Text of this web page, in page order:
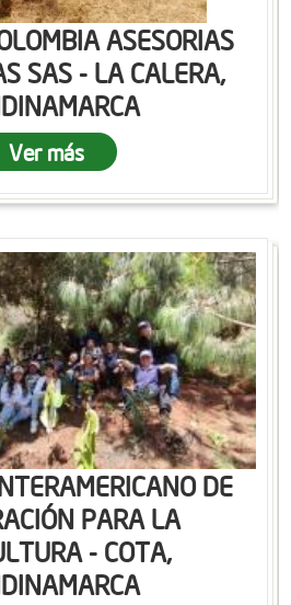
ASESORIAS
SAS - LA CALERA,
Ver más
DE
PARA LA
- COTA,